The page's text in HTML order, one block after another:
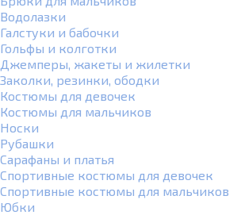
Водолазки
Галстуки и бабочки
Гольфы и колготки
Джемперы, жакеты и жилетки
Заколки, резинки, ободки
Костюмы для девочек
Костюмы для мальчиков
Носки
Рубашки
Сарафаны и платья
Спортивные костюмы для девочек
Спортивные костюмы для мальчиков
Юбки